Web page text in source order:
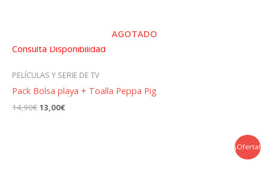
AGOTADO
Consulta Disponibilidad
PELÍCULAS Y SERIE DE TV
Pack Bolsa playa + Toalla Peppa Pig
14,90€ El
13,00€
¡Oferta!